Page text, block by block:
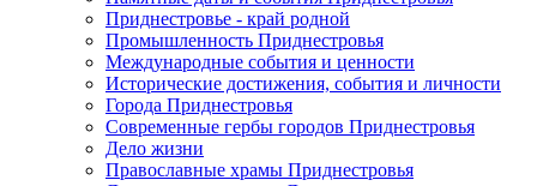
Приднестровье - край родной
Промышленность Приднестровья
Международные события и ценности
Исторические достижения, события и личности
Города Приднестровья
Современные гербы городов Приднестровья
Дело жизни
Православные храмы Приднестровья